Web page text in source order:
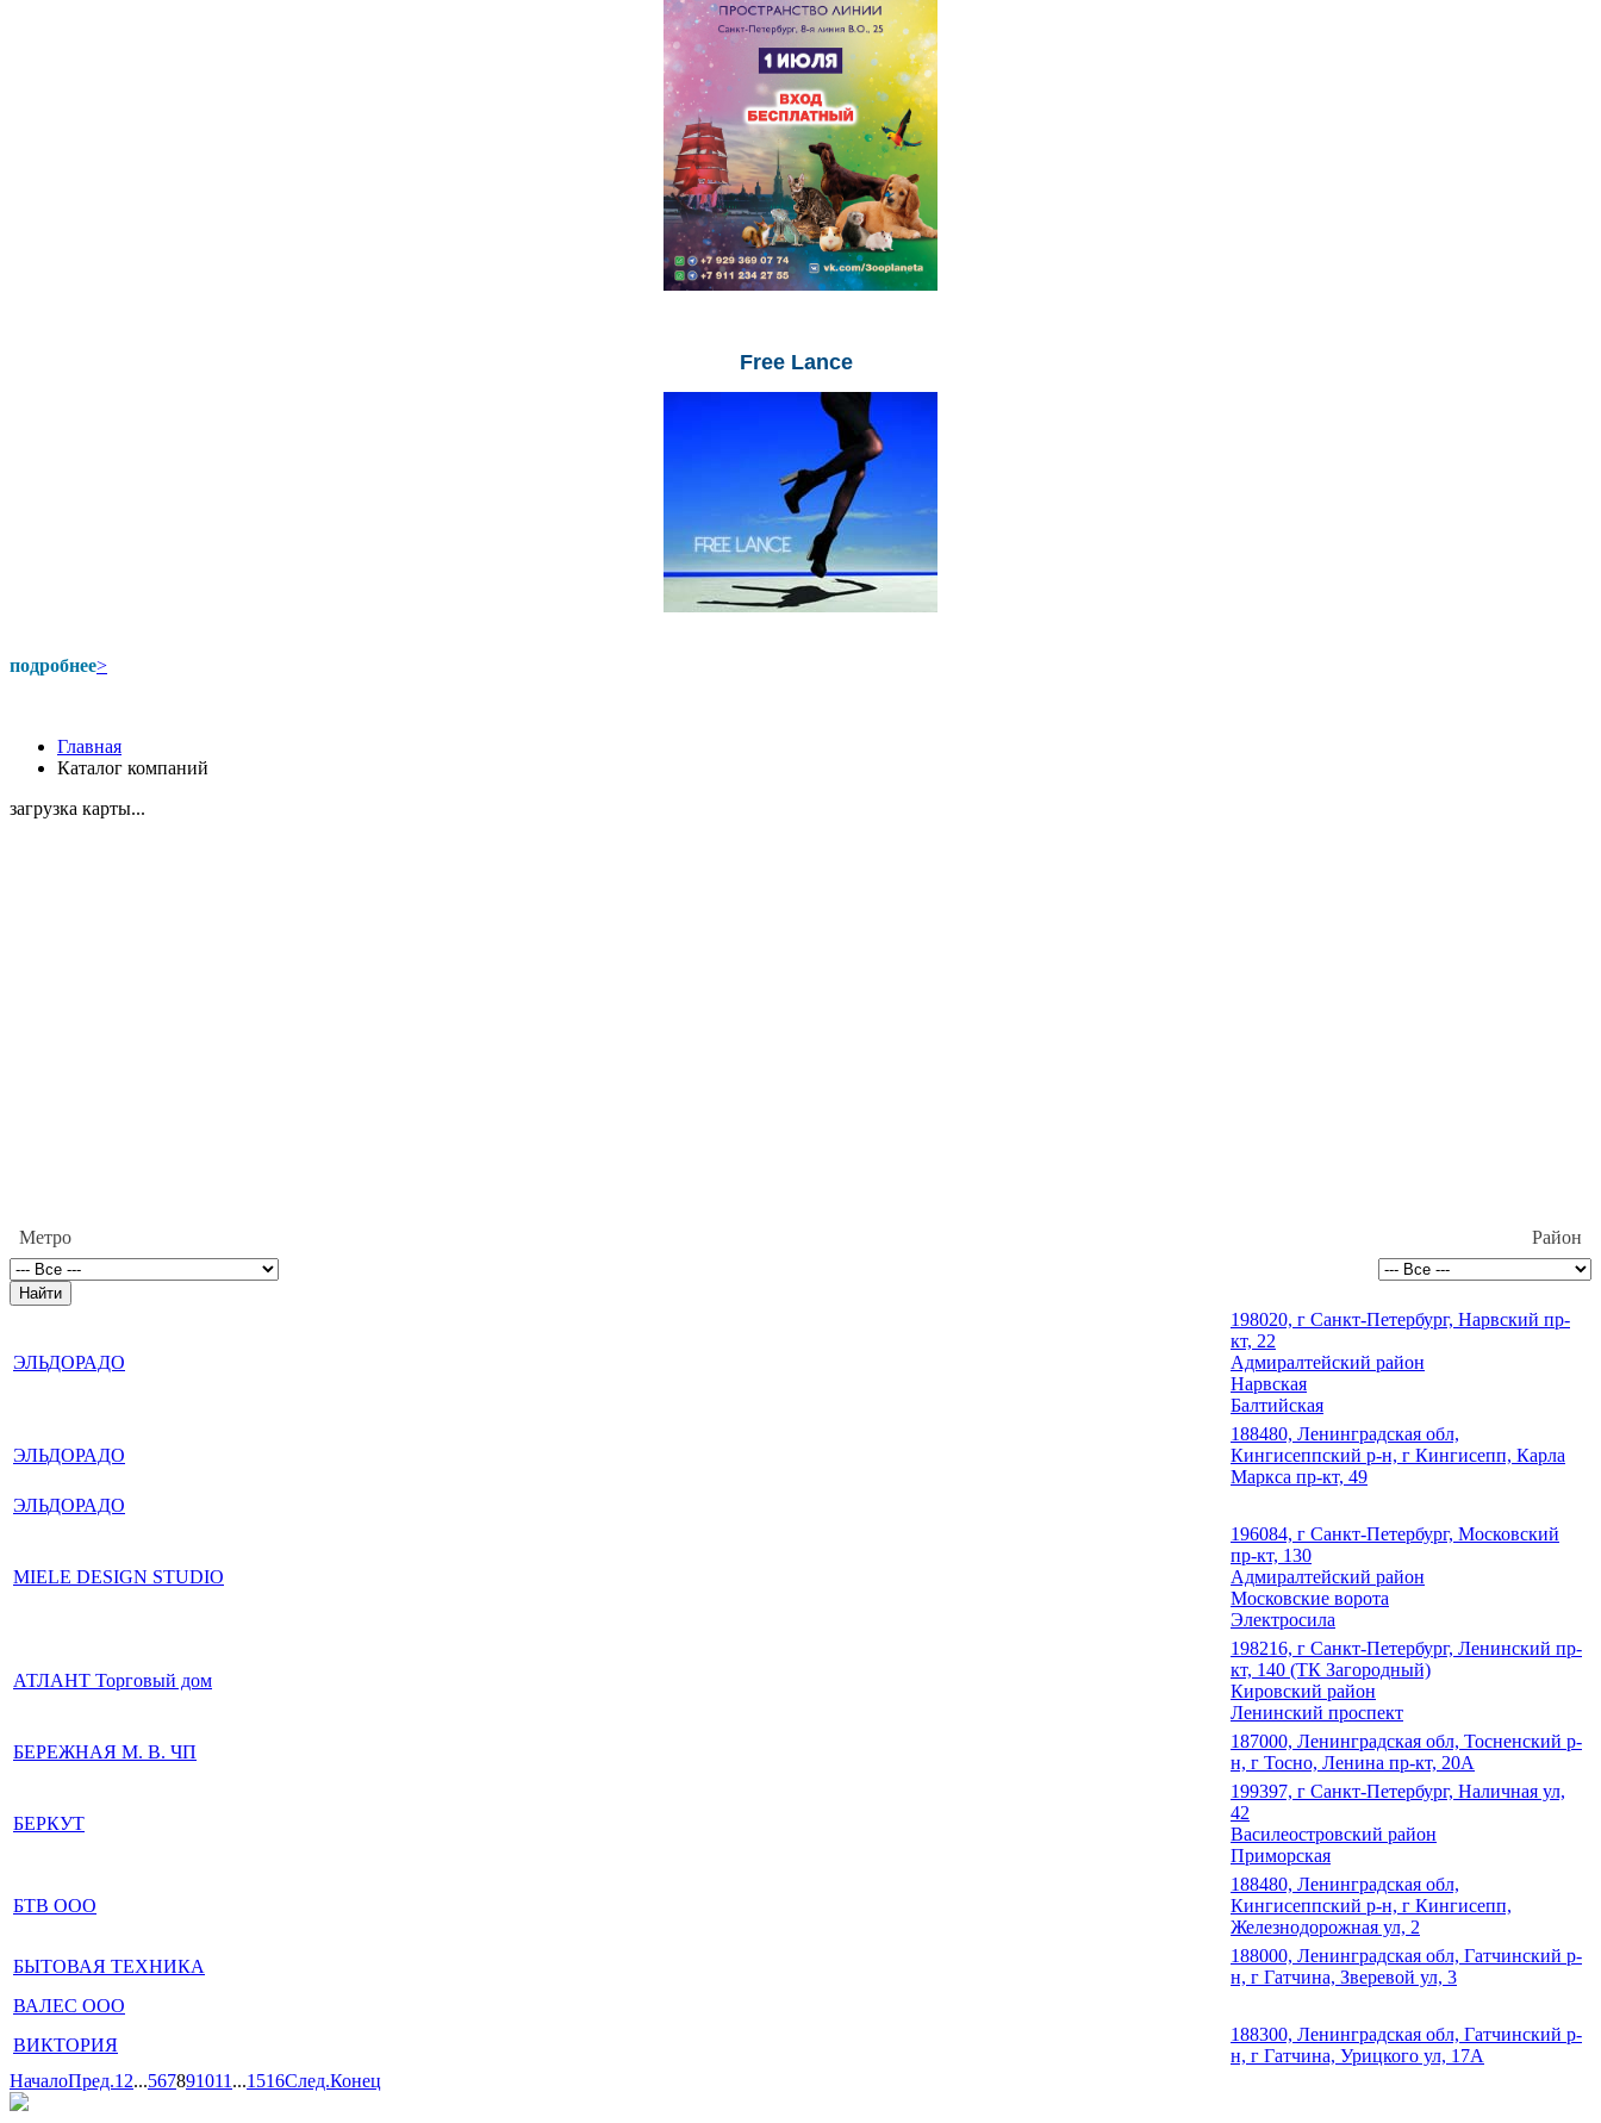
Free Lance
подробнее>
Главная
Каталог компаний
загрузка карты...
Метро Район
ЭЛЬДОРАДО
198020, г Санкт-Петербург, Нарвский пр-
кт, 22
Адмиралтейский район
Нарвская
Балтийская
ЭЛЬДОРАДО
188480, Ленинградская обл,
Кингисеппский р-н, г Кингисепп, Карла
Маркса пр-кт, 49
ЭЛЬДОРАДО
MIELE DESIGN STUDIO
196084, г Санкт-Петербург, Московский
пр-кт, 130
Адмиралтейский район
Московские ворота
Электросила
АТЛАНТ Торговый дом
198216, г Санкт-Петербург, Ленинский пр-
кт, 140 (ТК Загородный)
Кировский район
Ленинский проспект
БЕРЕЖНАЯ М. В. ЧП
187000, Ленинградская обл, Тосненский р-
н, г Тосно, Ленина пр-кт, 20А
БЕРКУТ
199397, г Санкт-Петербург, Наличная ул,
42
Василеостровский район
Приморская
БТВ ООО
188480, Ленинградская обл,
Кингисеппский р-н, г Кингисепп,
Железнодорожная ул, 2
БЫТОВАЯ ТЕХНИКА
188000, Ленинградская обл, Гатчинский р-
н, г Гатчина, Зверевой ул, 3
ВАЛЕС ООО
ВИКТОРИЯ
188300, Ленинградская обл, Гатчинский р-
н, г Гатчина, Урицкого ул, 17А
НачалоПред.1 2...567891011 ...1516След.Конец